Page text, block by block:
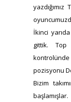
İkinci
gittik. Top
kontrolünde
pozisyonu
Bizim